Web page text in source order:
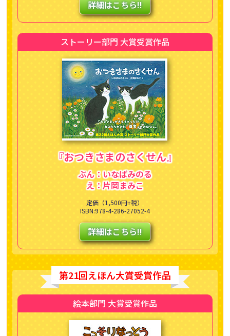
詳細はこちら!!
ストーリー部門 大賞受賞作品
『おつきさまのさくせん』
ぶん：いなばみのる
え：片岡まみこ
定価（1,500円+税）
ISBN:978-4-286-27052-4
詳細はこちら!!
第21回えほん大賞受賞作品
絵本部門 大賞受賞作品